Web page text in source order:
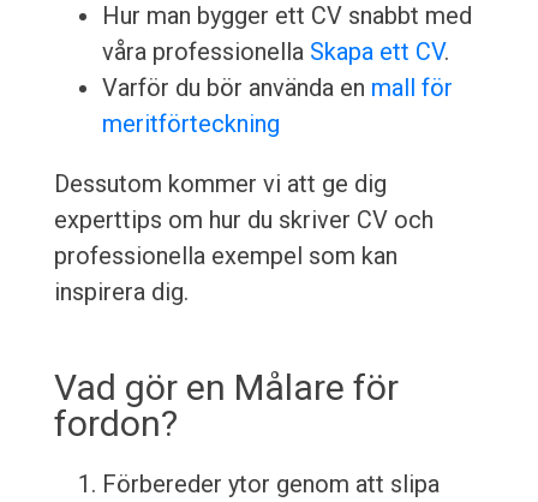
Hur man bygger ett CV snabbt med
våra professionella Skapa ett CV.
Varför du bör använda en mall för
meritförteckning
Dessutom kommer vi att ge dig
experttips om hur du skriver CV och
professionella exempel som kan
inspirera dig.
Vad gör en Målare för
fordon?
Förbereder ytor genom att slipa